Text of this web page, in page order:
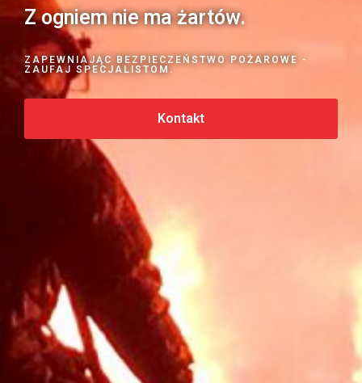
Z ogniem nie ma żartów.
ZAPEWNIAJĄC BEZPIECZEŃSTWO POŻAROWE -
ZAUFAJ SPECJALISTOM.
Kontakt